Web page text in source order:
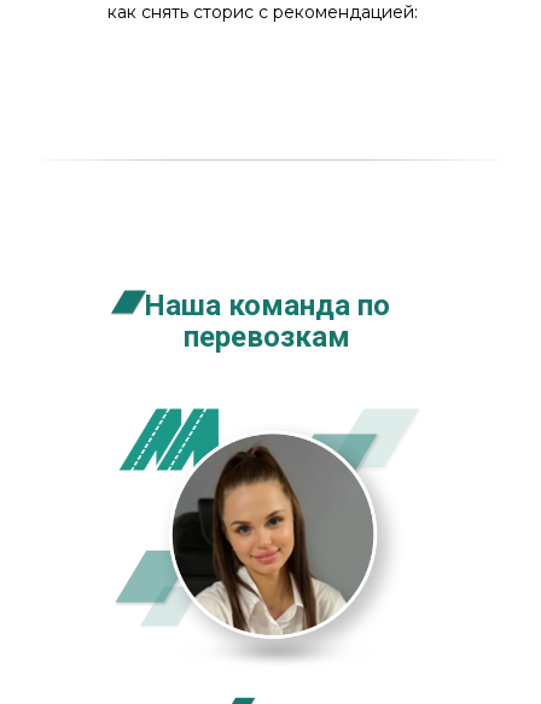
как снять сторис с рекомендацией:
Наша команда по
перевозкам